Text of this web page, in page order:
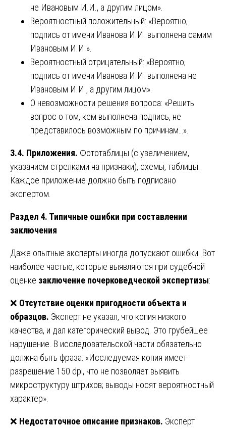
не Ивановым И.И., а другим лицом».
Вероятностный положительный: «Вероятно,
подпись от имени Иванова И.И. выполнена самим
Ивановым И.И.».
Вероятностный отрицательный: «Вероятно,
подпись от имени Иванова И.И. выполнена не
Ивановым И.И., а другим лицом».
О невозможности решения вопроса: «Решить
вопрос о том, кем выполнена подпись, не
представилось возможным по причинам…».
3.4. Приложения. Фототаблицы (с увеличением,
указанием стрелками на признаки), схемы, таблицы.
Каждое приложение должно быть подписано
экспертом.
Раздел 4. Типичные ошибки при составлении
заключения
Даже опытные эксперты иногда допускают ошибки. Вот
наиболее частые, которые выявляются при судебной
оценке заключение почерковедческой экспертизы:
❌ Отсутствие оценки пригодности объекта и
образцов. Эксперт не указал, что копия низкого
качества, и дал категорический вывод. Это грубейшее
нарушение. В исследовательской части обязательно
должна быть фраза: «Исследуемая копия имеет
разрешение 150 dpi, что не позволяет выявить
микроструктуру штрихов; выводы носят вероятностный
характер».
❌ Недостаточное описание признаков. Эксперт